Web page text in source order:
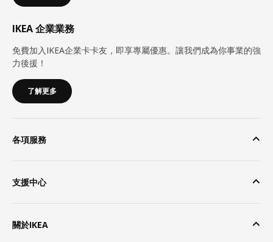
IKEA 企業業務
免費加入IKEA企業卡卡友，即享專屬優惠。讓我們成為你事業的強
力後援！
了解更多
各項服務
支援中心
關於IKEA